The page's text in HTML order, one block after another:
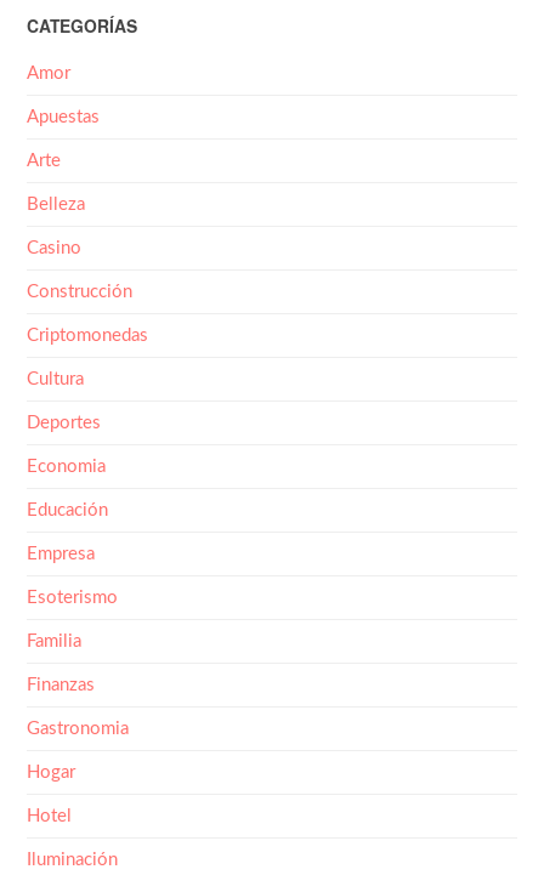
CATEGORÍAS
Amor
Apuestas
Arte
Belleza
Casino
Construcción
Criptomonedas
Cultura
Deportes
Economia
Educación
Empresa
Esoterismo
Familia
Finanzas
Gastronomia
Hogar
Hotel
Iluminación